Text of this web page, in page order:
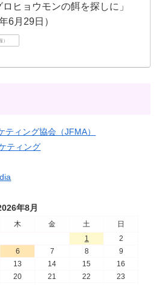
ロヒョウモンの餌を探しに」
6月29日）
ティング協会（JFMA）
ティング
年8月
木 金 土
日
1
2
6 7 8
9
13 14 15
16
20 21 22 23